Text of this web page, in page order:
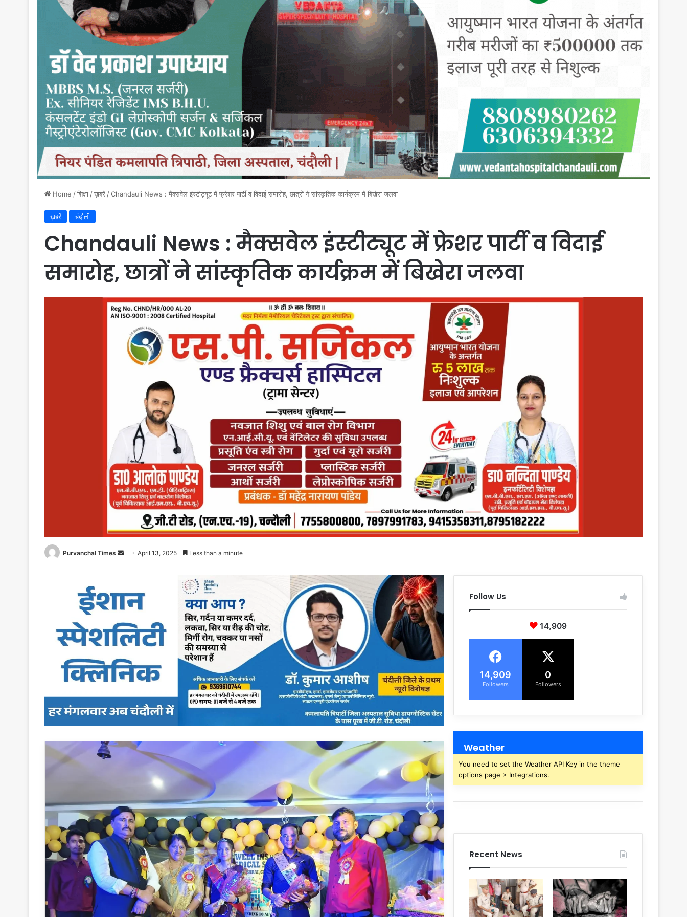
Home /शिक्षा /ख़बरें /Chandauli News : मैक्सवेल इंस्टीट्यूट में फ्रेशर पार्टी व विदाई समारोह, छात्रों ने सांस्कृतिक कार्यक्रम में बिखेरा जलवा
ख़बरें चंदौली
Chandauli News : मैक्सवेल इंस्टीट्यूट में फ्रेशर पार्टी व विदाई
समारोह, छात्रों ने सांस्कृतिक कार्यक्रम में बिखेरा जलवा
Purvanchal Times
SendApril 13, 2025 Less than a minute
Follow Us
14,909
14,909
Followers
0
Followers
Weather
You need to set the Weather API Key in the theme
options page > Integrations.
Recent News